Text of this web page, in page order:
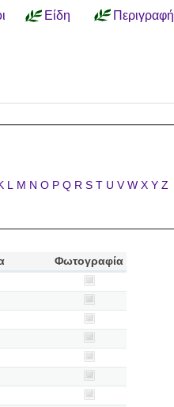
Είδη Περιγραφή
L M N O P Q R S T U V W X Y Z
Φωτογραφία